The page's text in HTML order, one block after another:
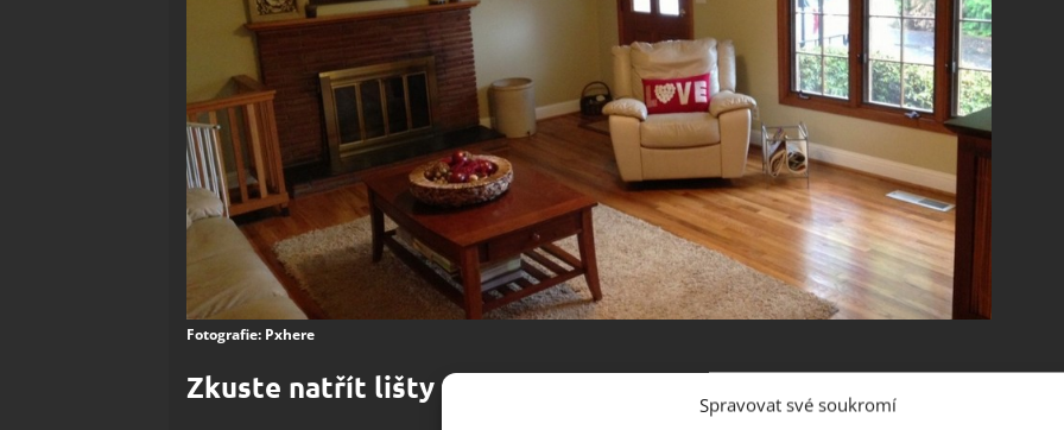
Spravovat své soukromí
Fotografie: Pxhere
Zkuste natřít lišty okolo místnosti